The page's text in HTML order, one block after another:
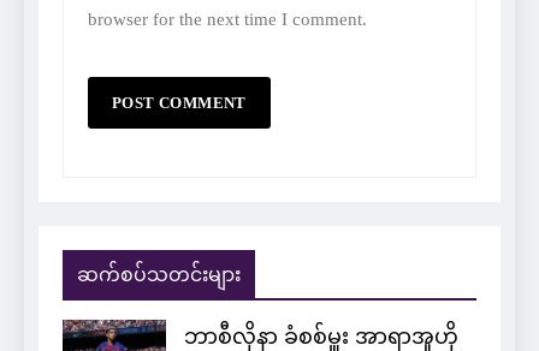
browser for the next time I comment.
ဆက်စပ်သတင်းများ
ဘာစီလိုနာ ခံစစ်မှူး အာရာအူဟို